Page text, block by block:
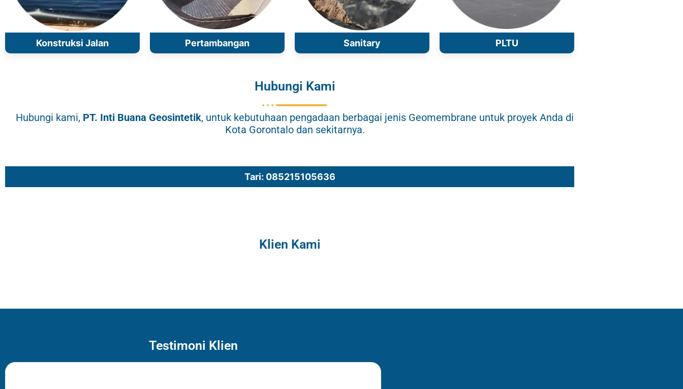
Konstruksi Jalan Pertambangan Sanitary PLTU
Hubungi Kami
Hubungi kami, PT. Inti Buana Geosintetik, untuk kebutuhaan pengadaan berbagai jenis Geomembrane untuk proyek Anda di
Kota Gorontalo dan sekitarnya.
Tari: 085215105636
Klien Kami
Testimoni Klien